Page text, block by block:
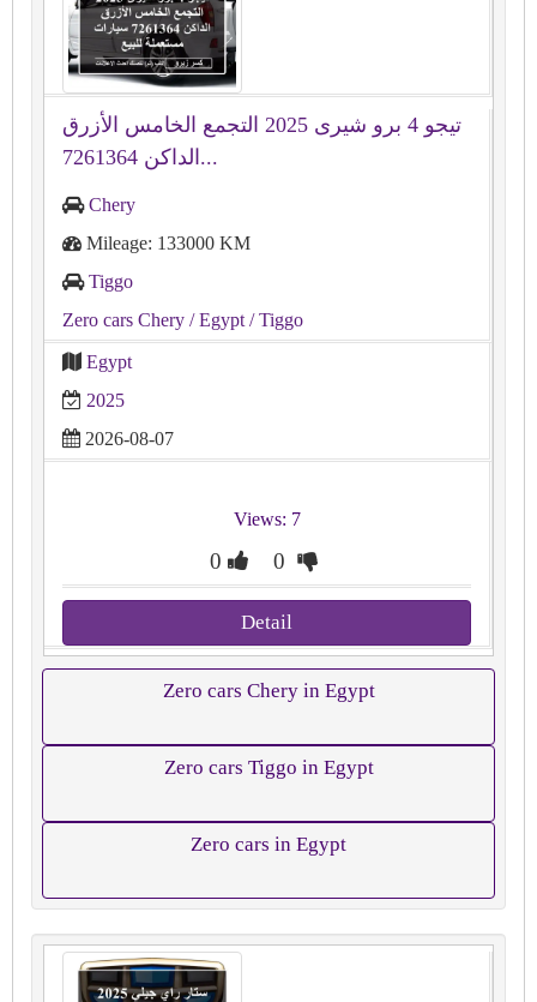
تيجو 4 برو شيرى 2025 التجمع الخامس الأزرق
الداكن 7261364...
Chery
Mileage: 133000 KM
Tiggo
Zero cars Chery / Egypt / Tiggo
Egypt
2025
2026-08-07
Views: 7
0 0
Detail
Zero cars Chery in Egypt
Zero cars Tiggo in Egypt
Zero cars in Egypt